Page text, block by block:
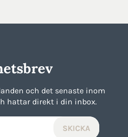
och det senaste inom
hattar direkt i din inbox.